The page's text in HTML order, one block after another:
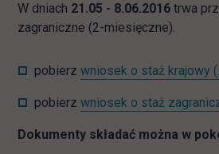
W dniach 21.05 - 8.06.2016 trwa
zagraniczne (2-miesięczne).
pobierz wniosek o staż krajowy
pobierz wniosek o staż
Dokumenty składać można w